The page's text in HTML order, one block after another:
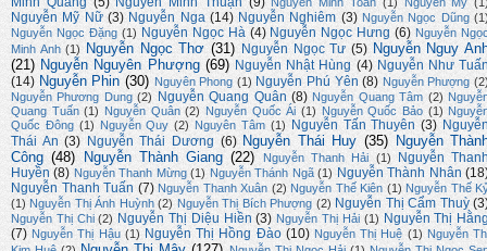
Nguyễn Minh Toàn (1) Nguyễn Mỳ
Nguyễn Mỹ Nữ (3) Nguyễn Nga (14) Nguyễn Nghiêm (3) Nguyễn Ngọc Dũng
Nguyễn Ngọc Đặng (1) Nguyễn Ngọc Hà (4) Nguyễn Ngọc Hưng (6) Nguyễn
Minh Anh (1) Nguyễn Ngọc Thơ (31) Nguyễn Ngọc Tư (5) Nguyễn Nguy
(21) Nguyễn Nguyên Phượng (69) Nguyễn Nhật Hùng (4) Nguyễn Như
(14) Nguyễn Phin (30) Nguyên Phong (1) Nguyễn Phú Yên (8) Nguyễn Phượng
Nguyễn Phương Dung (2) Nguyễn Quang Quân (8) Nguyễn Quang Tâm (2)
Quang Tuấn (1) Nguyễn Quân (2) Nguyễn Quốc Ái (1) Nguyễn Quốc Bảo (1)
Quốc Đông (1) Nguyễn Quy (2) Nguyên Tâm (1) Nguyễn Tấn Thuyên (3)
Thái An (3) Nguyễn Thái Dương (6) Nguyễn Thái Huy (35)
Nguyễn
Công (48) Nguyễn Thành Giang (22) Nguyễn Thanh Hải (1)
Nguyễn
Huyền (8) Nguyễn Thanh Mừng (1) Nguyễn Thánh Ngã (1) Nguyễn Thành Nhân
Nguyễn Thanh Tuấn (7) Nguyễn Thanh Xuân (2) Nguyễn Thế Kiên (1) Nguyễn Thế
(1) Nguyễn Thị Ánh Huỳnh (2) Nguyễn Thị Bích Phượng (2) Nguyễn Thị Cẩm Thuỳ
Nguyễn Thị Chi (2) Nguyễn Thị Diệu Hiền (3) Nguyễn Thị Hải (1) Nguyễn Thị
(7) Nguyễn Thị Hậu (1) Nguyễn Thị Hồng Đào (10) Nguyễn Thị Huệ (1) Nguyễn